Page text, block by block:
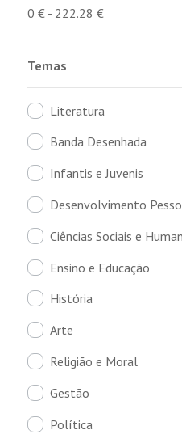
0 €- 222.28 €
Temas
Literatura
Banda Desenhada
Infantis e Juvenis
Desenvolvimento
Ciências Sociais e
Ensino e Educação
História
Arte
Religião e Moral
Gestão
Política